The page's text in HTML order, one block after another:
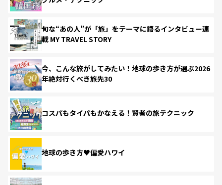
旬な“あの人”が「旅」をテーマに語るインタビュー連
載 MY TRAVEL STORY
今、こんな旅がしてみたい！地球の歩き方が選ぶ2026
年絶対行くべき旅先30
コスパもタイパもかなえる！賢者の旅テクニック
地球の歩き方♥偏愛ハワイ